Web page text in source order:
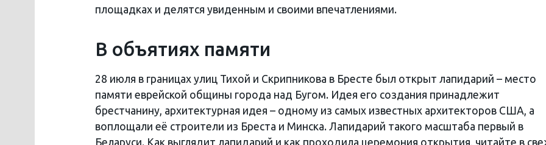
площадках и делятся увиденным и своими впечатлениями.
В объятиях памяти
28 июля в границах улиц Тихой и Скрипникова в Бресте был открыт лапидарий – место
памяти еврейской общины города над Бугом. Идея его создания принадлежит
брестчанину, архитектурная идея – одному из самых известных архитекторов США, а
воплощали её строители из Бреста и Минска. Лапидарий такого масштаба первый в
Беларуси. Как выглядит лапидарий и как проходила церемония открытия, читайте в